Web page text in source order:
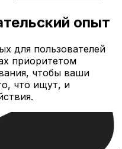
опыт
для пользователей
приоритетом
чтобы ваши
что ищут, и